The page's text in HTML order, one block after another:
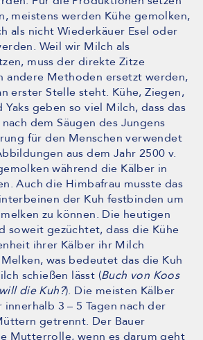
meistens werden Kühe gemolken,
als nicht Wiederkäuer Esel oder
Weil wir Milch als
muss der direkte Zitze
andere Methoden ersetzt werden,
erster Stelle steht. Kühe, Ziegen,
Yaks geben so viel Milch, dass das
dem Säugen des Jungens
für den Menschen verwendet
aus dem Jahr 2500 v.
während die Kälber in
Auch die Himbafrau musste das
der Kuh festbinden um
zu können. Die heutigen
soweit gezüchtet, dass die Kühe
ihrer Kälber ihr Milch
was bedeutet das die Kuh
schießen lässt (Buch von Koos
die Kuh?). Die meisten Kälber
3 – 5 Tagen nach der
getrennt. Der Bauer
Mutterrolle, wenn es darum geht